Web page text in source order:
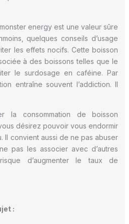
energy est une valeur sûre
quelques conseils d’usage
les effets nocifs. Cette boisson
à des boissons telles que le
le surdosage en caféine. Par
entraîne souvent l’addiction. Il
la consommation de boisson
désirez pouvoir vous endormir
Il convient aussi de ne pas abuser
pas les associer avec d’autres
d’augmenter le taux de
: